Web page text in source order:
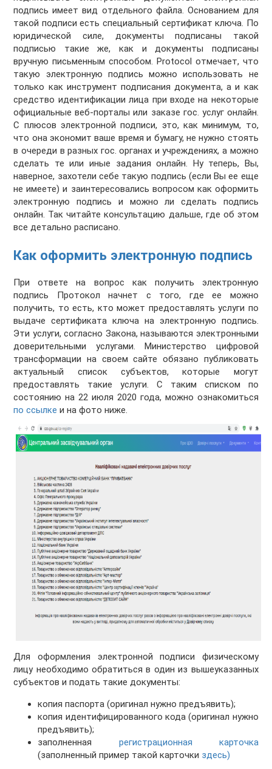
подпись имеет вид отдельного файла. Основанием для
такой подписи есть специальный сертификат ключа. По
юридической силе, документы подписаны такой
подписью такие же, как и документы подписаны
вручную письменным способом. Protocol отмечает, что
такую электронную подпись можно использовать не
только как инструмент подписания документа, а и как
средство идентификации лица при входе на некоторые
официальные веб-порталы или заказе гос. услуг онлайн.
С плюсов электронной подписи, это, как минимум, то,
что она экономит ваше время и бумагу, не нужно стоять
в очереди в разных гос. органах и учреждениях, а можно
сделать те или иные задания онлайн. Ну теперь, Вы,
наверное, захотели себе такую подпись (если Вы ее еще
не имеете) и заинтересовались вопросом как оформить
электронную подпись и можно ли сделать подпись
онлайн. Так читайте консультацию дальше, где об этом
все детально расписано.
Как оформить электронную подпись
При ответе на вопрос как получить электронную
подпись Протокол начнет с того, где ее можно
получить, то есть, кто может предоставлять услуги по
выдаче сертификата ключа на электронную подпись.
Эти услуги, согласно Закона, называются электронными
доверительными услугами. Министерство цифровой
трансформации на своем сайте обязано публиковать
актуальный список субъектов, которые могут
предоставлять такие услуги. С таким списком по
состоянию на 22 июля 2020 года, можно ознакомиться
по ссылке и на фото ниже.
Для оформления электронной подписи физическому
лицу необходимо обратиться в один из вышеуказанных
субъектов и подать такие документы:
копия паспорта (оригинал нужно предъявить);
копия идентифицированного кода (оригинал нужно
предъявить);
заполненная регистрационная карточка
(заполненный пример такой карточки здесь)